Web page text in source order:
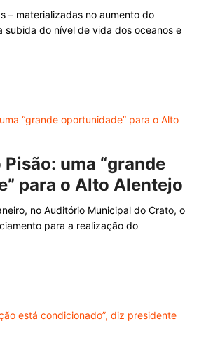
– materializadas no aumento do
subida do nível de vida dos oceanos e
uma “grande
para o Alto Alentejo
no Auditório Municipal do Crato, o
para a realização do